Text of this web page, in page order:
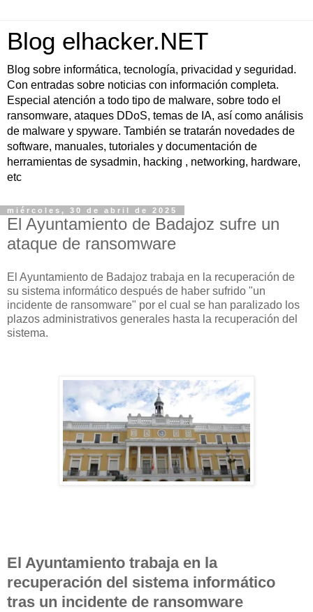
Blog elhacker.NET
Blog sobre informática, tecnología, privacidad y seguridad.
Con entradas sobre noticias con información completa.
Especial atención a todo tipo de malware, sobre todo el
ransomware, ataques DDoS, temas de IA, así como análisis
de malware y spyware. También se tratarán novedades de
software, manuales, tutoriales y documentación de
herramientas de sysadmin, hacking , networking, hardware,
etc
miércoles, 30 de abril de 2025
El Ayuntamiento de Badajoz sufre un
ataque de ransomware
El Ayuntamiento de Badajoz trabaja en la recuperación de
su sistema informático después de haber sufrido "un
incidente de ransomware" por el cual se han paralizado los
plazos administrativos generales hasta la recuperación del
sistema.
El Ayuntamiento trabaja en la
recuperación del sistema informático
tras un incidente de ransomware